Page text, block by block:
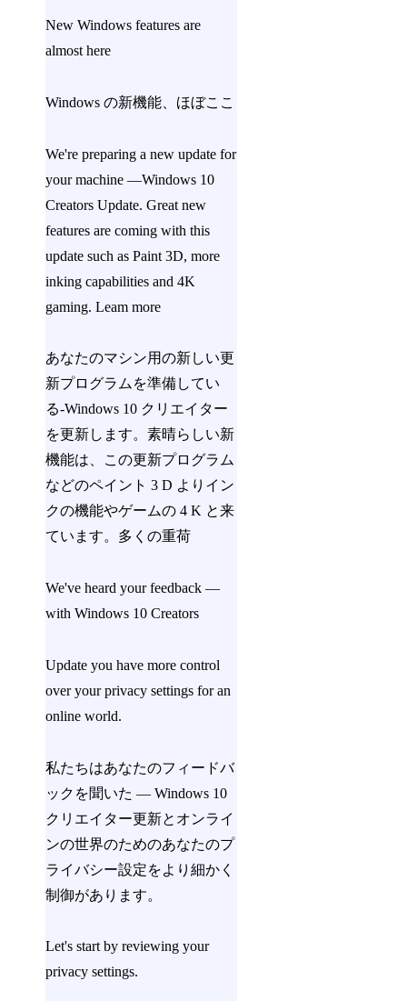
New Windows features are
almost here
Windows の新機能、ほぼここ
We're preparing a new update for
your machine —Windows 10
Creators Update. Great new
features are coming with this
update such as Paint 3D, more
inking capabilities and 4K
gaming. Leam more
あなたのマシン用の新しい更
新プログラムを準備してい
る-Windows 10 クリエイター
を更新します。素晴らしい新
機能は、この更新プログラム
などのペイント 3 D よりイン
クの機能やゲームの 4 K と来
ています。多くの重荷
We've heard your feedback —
with Windows 10 Creators
Update you have more control
over your privacy settings for an
online world.
私たちはあなたのフィードバ
ックを聞いた — Windows 10
クリエイター更新とオンライ
ンの世界のためのあなたのプ
ライバシー設定をより細かく
制御があります。
Let's start by reviewing your
privacy settings.